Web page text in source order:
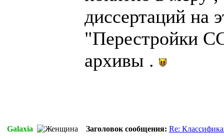
диссертаций на
"Перестройки
архивы .
Galaxia Заголовок сообщения: Re: